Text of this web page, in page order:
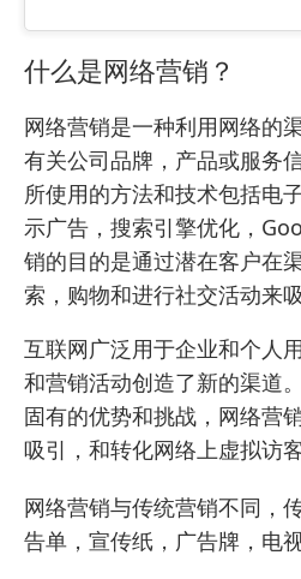
什么是网络营销？
网络营销是一种利用网络的
有关公司品牌，产品或服务
所使用的方法和技术包括电
示广告，搜索引擎优化，
销的目的是通过潜在客户在
索，购物和进行社交活动来吸
互联网广泛用于企业和个人
和营销活动创造了新的渠道
固有的优势和挑战，网络营
吸引，和转化网络上虚拟访
网络营销与传统营销不同，
告单，宣传纸，广告牌，电